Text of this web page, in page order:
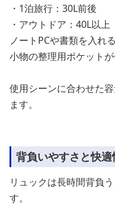
・1泊旅行：30L前後
・アウトドア：40L以上
ノートPCや書類を入れ
小物の整理用ポケット
使用シーンに合わせた
ます。
背負いやすさと快
リュックは長時間背負
す。